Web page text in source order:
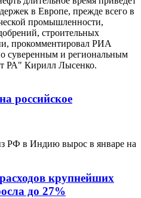
в Европе, прежде всего в
промышленности,
строительных
прокомментировал РИА
суверенным и региональным
РА" Кирилл Лысенко.
российское
РФ в Индию вырос в январе на
крупнейших
до 27%